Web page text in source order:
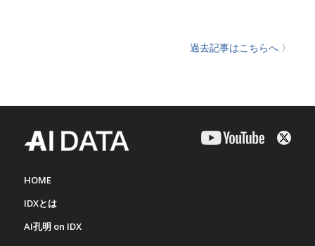
過去記事はこちらへ 〉
HOME
IDXとは
AI孔明 on IDX